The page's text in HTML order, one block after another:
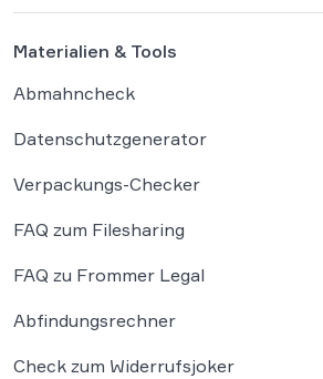
Materialien & Tools
Abmahncheck
Datenschutzgenerator
Verpackungs-Checker
FAQ zum Filesharing
FAQ zu Frommer Legal
Abfindungsrechner
Check zum Widerrufsjoker